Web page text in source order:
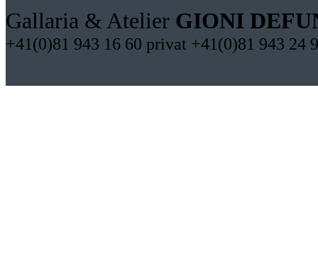
Gallaria & Atelier GIONI
+41(0)81 943 16 60 privat +41(0)81 943 24